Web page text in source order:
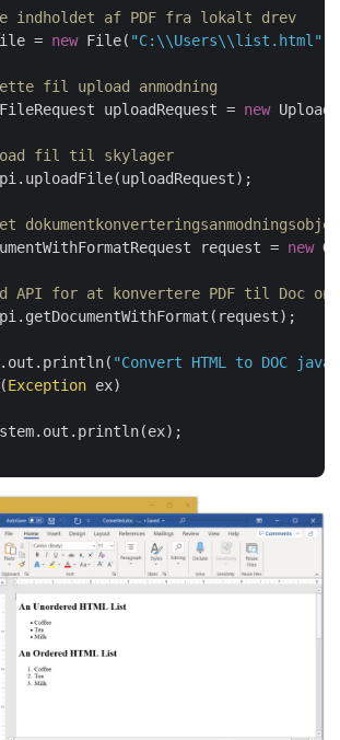
indholdet af PDF fra lokalt drev
=
new File( "C:\\Users\\list.html"
fil upload anmodning
uploadRequest =
new
fil til skylager
request =
new
API for at konvertere PDF til Doc
"Convert HTML to DOC
(Exception ex)